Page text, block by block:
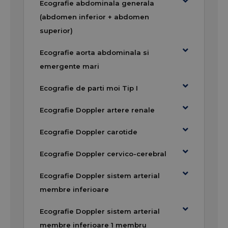
redus
Servicii medicale integrate – de la
consultații la analize și investigații
Cum te poți programa
Pentru programări și informații suplimentare, ne
sau direct la recepția clinicii în timpul programului
Despre rețeaua
Gral
Medical
GrupulGRAL Medicaleste una dintre cele mai
dezvoltate rețele private de servicii medicale din
România, prezentă în peste
Ecografie abdominala generala
(abdomen inferior + abdomen
superior)
Ecografie aorta abdominala si
emergente mari
Ecografie de parti moi Tip I
Ecografie Doppler artere renale
Ecografie Doppler carotide
Ecografie Doppler cervico-cerebral
Ecografie Doppler sistem arterial
membre inferioare
Ecografie Doppler sistem arterial
membre inferioare 1 membru